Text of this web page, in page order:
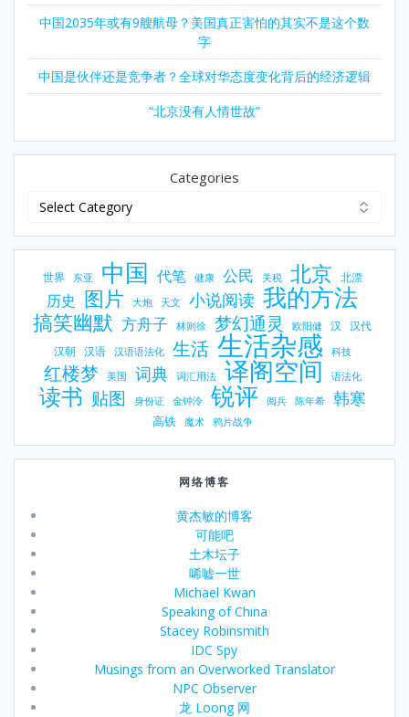
中国2035年或有9艘航母？美国真正害怕的其实不是这个数
字
中国是伙伴还是竞争者？全球对华态度变化背后的经济逻辑
“北京没有人情世故”
Categories
世界 东亚 中国 代笔 健康 公民 关税 北京 北漂
历史 图片 大炮 天文 小说阅读 我的方法
搞笑幽默 方舟子 林则徐 梦幻通灵 欧阳健 汉 汉代
汉朝 汉语 汉语语法化 生活 生活杂感 科技
红楼梦 美国 词典 词汇用法 译阁空间 语法化
读书 贴图 身份证 金钟泠 锐评 阅兵 陈年希 韩寒
高铁 魔术 鸦片战争
网络博客
黄杰敏的博客
可能吧
土木坛子
唏嘘一世
Michael Kwan
Speaking of China
Stacey Robinsmith
IDC Spy
Musings from an Overworked Translator
NPC Observer
龙 Loong 网